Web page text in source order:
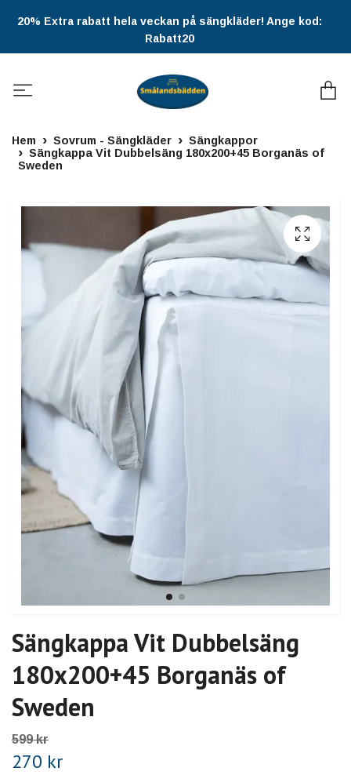
20% Extra rabatt hela veckan på sängkläder! Ange kod:
Rabatt20
Hem Sovrum - Sängkläder
Sängkappor
Sängkappa Vit Dubbelsäng 180x200+45 Borganäs of
Sweden
Sängkappa Vit Dubbelsäng
180x200+45 Borganäs of
Sweden
599 kr
270 kr